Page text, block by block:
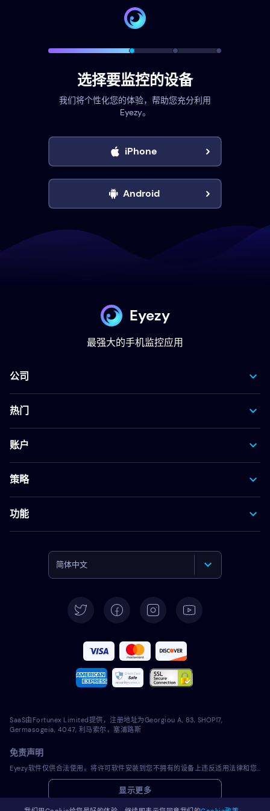
选择要监控的设备
我们将个性化您的体验，帮助您充分利用
Eyezy。
iPhone
Android
Eyezy
最强大的手机监控应用
公司
热门
账户
策略
功能
简体中文
Deutsch
Español
Français
Português
Polski
Română
SaaS由Fortunex Limited提供，注册地址为Georgiou A, 83, SHOP17,
Germasogeia, 4047, 利马索尔，塞浦路斯
免责声明
Eyezy软件仅供合法使用。将许可软件安装到您不拥有的设备上违反适用法律和您当地的司法管辖区法律。法律通常会要求您通知您打算在其上安装许可软件的设备的所有者。违反此项可能会对违反者造成严重的金钱和刑事处罚。在安装和使用许可软件之前，您应该咨询自己的法律顾问，了解在您的司法管辖区内使用许可软件的合法性。您对将许可软件安装到此类设备上全权负责，您知道Eyezy不能承担责任。
显示更多